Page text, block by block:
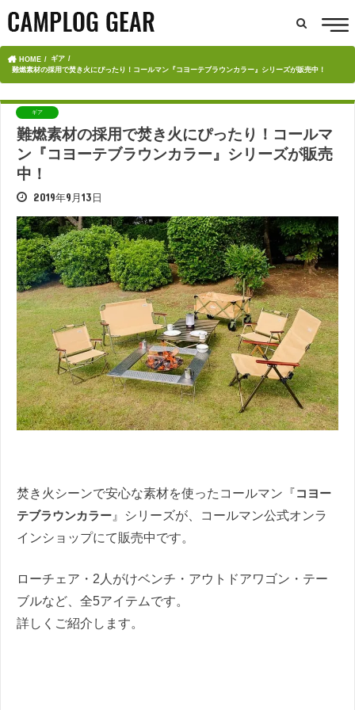
HOME
ギア
難燃素材の採用で焚き火にぴったり！コールマン『コヨーテブラウンカラー』シリーズが販売中！
ギア
難燃素材の採用で焚き火にぴったり！コールマ
ン『コヨーテブラウンカラー』シリーズが販売
中！
2019年9月13日
焚き火シーンで安心な素材を使ったコールマン『コヨー
テブラウンカラー 』シリーズが、コールマン公式オンラ
インショップにて販売中です。
ローチェア・2人がけベンチ・アウトドアワゴン・テー
ブルなど、全5アイテムです。
詳しくご紹介します。